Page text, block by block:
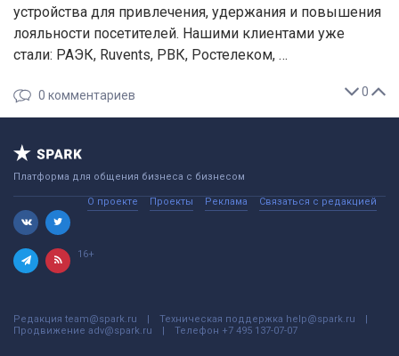
устройства для привлечения, удержания и повышения
лояльности посетителей. Нашими клиентами уже
стали: РАЭК, Ruvents, РВК, Ростелеком, …
0
0 комментариев
Платформа для общения бизнеса с бизнесом
О проекте Проекты Реклама Связаться с редакцией
16+
Редакция team@spark.ru Техническая поддержка help@spark.ru
Продвижение adv@spark.ru Телефон +7 495 137-07-07